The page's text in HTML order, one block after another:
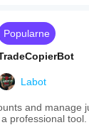
Popularne
Labot
and manage
professional tool.